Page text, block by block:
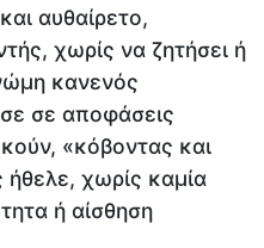
αυθαίρετο,
χωρίς να ζητήσει ή
κανενός
σε αποφάσεις
«κόβοντας και
χωρίς καμία
ή αίσθηση